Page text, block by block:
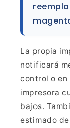
La propia
notificará
control o
impresora
bajos.
estimado de